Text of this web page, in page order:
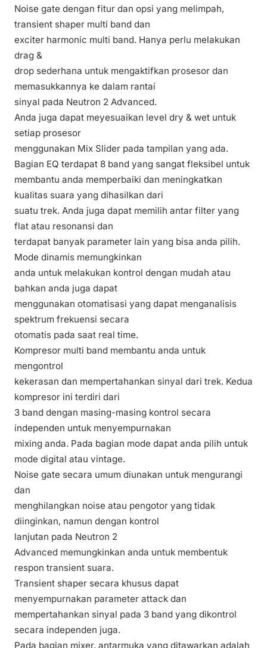
Noise gate dengan fitur dan opsi yang melimpah,
transient shaper multi band dan
exciter harmonic multi band. Hanya perlu melakukan
drag &
drop sederhana untuk mengaktifkan prosesor dan
memasukkannya ke dalam rantai
sinyal pada Neutron 2 Advanced.
Anda juga dapat meyesuaikan level dry & wet untuk
setiap prosesor
menggunakan Mix Slider pada tampilan yang ada.
Bagian EQ terdapat 8 band yang sangat fleksibel untuk
membantu anda memperbaiki dan meningkatkan
kualitas suara yang dihasilkan dari
suatu trek. Anda juga dapat memilih antar filter yang
flat atau resonansi dan
terdapat banyak parameter lain yang bisa anda pilih.
Mode dinamis memungkinkan
anda untuk melakukan kontrol dengan mudah atau
bahkan anda juga dapat
menggunakan otomatisasi yang dapat menganalisis
spektrum frekuensi secara
otomatis pada saat real time.
Kompresor multi band membantu anda untuk
mengontrol
kekerasan dan mempertahankan sinyal dari trek. Kedua
kompresor ini terdiri dari
3 band dengan masing-masing kontrol secara
independen untuk menyempurnakan
mixing anda. Pada bagian mode dapat anda pilih untuk
mode digital atau vintage.
Noise gate secara umum diunakan untuk mengurangi
dan
menghilangkan noise atau pengotor yang tidak
diinginkan, namun dengan kontrol
lanjutan pada Neutron 2
Advanced memungkinkan anda untuk membentuk
respon transient suara.
Transient shaper secara khusus dapat
menyempurnakan parameter attack dan
mempertahankan sinyal pada 3 band yang dikontrol
secara independen juga.
Pada bagian mixer, antarmuka yang ditawarkan adalah